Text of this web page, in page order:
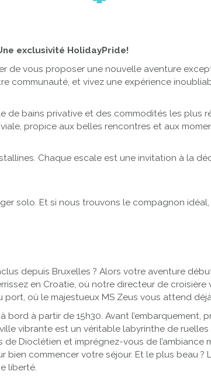
exclusivité HolidayPride!
de vous proposer une nouvelle aventure
communauté, et vivez une expérience
de bains privative et des commodités les plus
propice aux belles rencontres et aux
Chaque escale est une invitation à la
solo. Et si nous trouvons le compagnon idéal,
depuis Bruxelles ? Alors votre aventure
en Croatie, où notre directeur de croisière
où le majestueux MS Zeus vous attend
à partir de 15h30. Avant l’embarquement,
vibrante est un véritable labyrinthe de
Dioclétien et imprégnez-vous de l’ambiance
commencer votre séjour. Et le plus beau ?
liberté.